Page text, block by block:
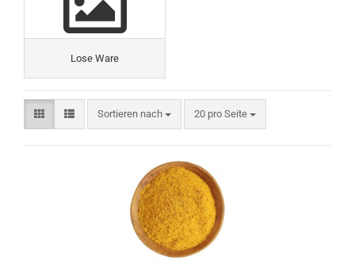
Lose Ware
Sortieren nach 20 pro Seite